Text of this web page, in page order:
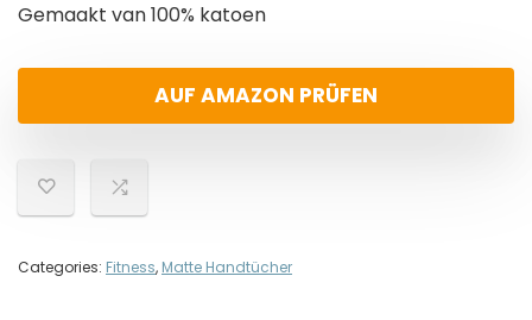
Gemaakt van 100% katoen
AUF AMAZON PRÜFEN
Categories: Fitness, Matte Handtücher